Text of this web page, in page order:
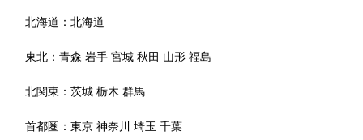
北海道：北海道
東北：青森 岩手 宮城 秋田 山形 福島
北関東：茨城 栃木 群馬
首都圏：東京 神奈川 埼玉 千葉